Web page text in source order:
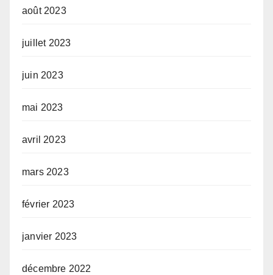
août 2023
juillet 2023
juin 2023
mai 2023
avril 2023
mars 2023
février 2023
janvier 2023
décembre 2022